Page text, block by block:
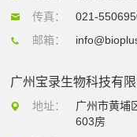
传真：
021-
邮箱：
广州宝录生物科技有限
地址：
广州市黄埔
603房